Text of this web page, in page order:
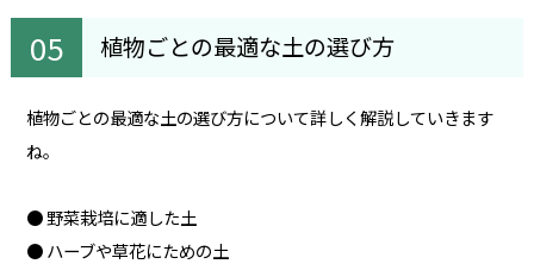
植物ごとの最適な土の選び方
植物ごとの最適な土の選び方について詳しく解説していきます
ね。
● 野菜栽培に適した土
● ハーブや草花にための土